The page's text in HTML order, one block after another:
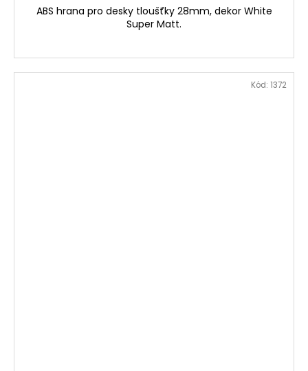
ABS hrana pro desky tloušťky 28mm, dekor White
Super Matt.
Kód: 1372